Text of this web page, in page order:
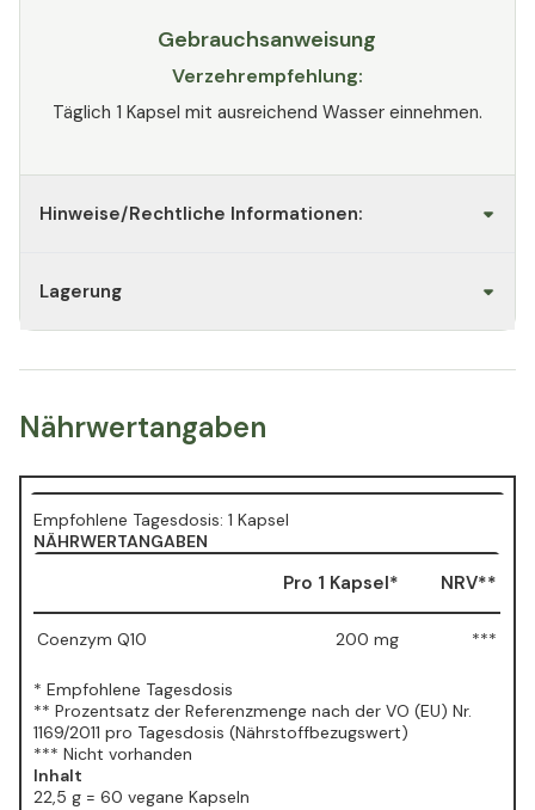
Gebrauchsanweisung
Verzehrempfehlung:
Täglich 1 Kapsel mit ausreichend Wasser einnehmen.
Hinweise/Rechtliche Informationen:
Lagerung
Nährwertangaben
Empfohlene Tagesdosis: 1 Kapsel
NÄHRWERTANGABEN
Pro 1 Kapsel* NRV**
Coenzym Q10 200 mg ***
* Empfohlene Tagesdosis
** Prozentsatz der Referenzmenge nach der VO (EU) Nr.
1169/2011 pro Tagesdosis (Nährstoffbezugswert)
*** Nicht vorhanden
Inhalt
22,5 g = 60 vegane Kapseln